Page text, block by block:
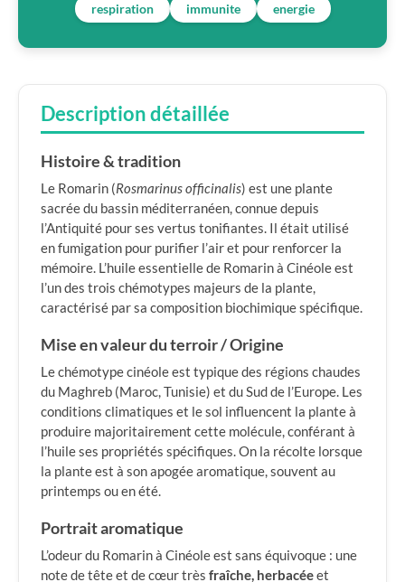
respiration immunite energie
Description détaillée
Histoire & tradition
Le Romarin (Rosmarinus officinalis) est une plante
sacrée du bassin méditerranéen, connue depuis
l’Antiquité pour ses vertus tonifiantes. Il était utilisé
en fumigation pour purifier l’air et pour renforcer la
mémoire. L’huile essentielle de Romarin à Cinéole est
l’un des trois chémotypes majeurs de la plante,
caractérisé par sa composition biochimique spécifique.
Mise en valeur du terroir / Origine
Le chémotype cinéole est typique des régions chaudes
du Maghreb (Maroc, Tunisie) et du Sud de l’Europe. Les
conditions climatiques et le sol influencent la plante à
produire majoritairement cette molécule, conférant à
l’huile ses propriétés spécifiques. On la récolte lorsque
la plante est à son apogée aromatique, souvent au
printemps ou en été.
Portrait aromatique
L’odeur du Romarin à Cinéole est sans équivoque : une
note de tête et de cœur très fraîche, herbacéeet